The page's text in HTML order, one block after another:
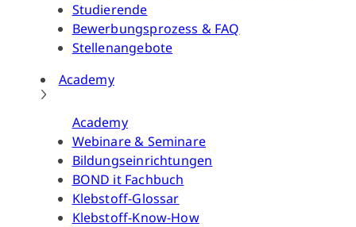
Studierende
Bewerbungsprozess & FAQ
Stellenangebote
Academy
Academy
Webinare & Seminare
Bildungseinrichtungen
BOND it Fachbuch
Klebstoff-Glossar
Klebstoff-Know-How